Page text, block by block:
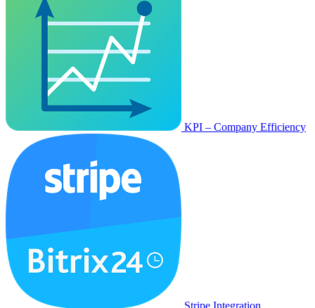
KPI – Company Efficiency
Stripe Integration